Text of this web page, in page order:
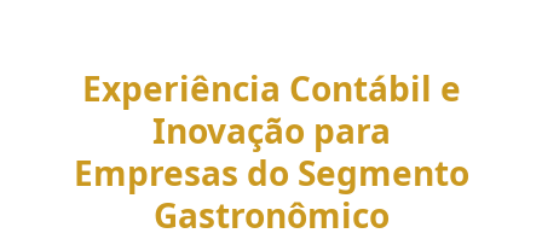
Experiência Contábil e
Inovação para
Empresas do Segmento
Gastronômico